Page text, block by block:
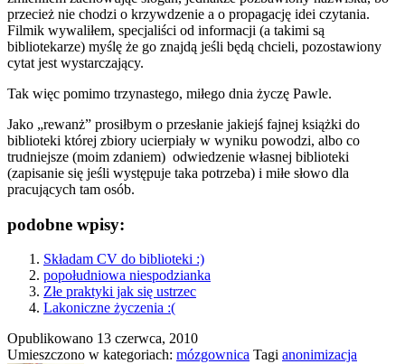
przecież nie chodzi o krzywdzenie a o propagację idei czytania.
Filmik wywaliłem, specjaliści od informacji (a takimi są
bibliotekarze) myślę że go znajdą jeśli będą chcieli, pozostawiony
cytat jest wystarczający.
Tak więc pomimo trzynastego, miłego dnia życzę Pawle.
Jako „rewanż” prosiłbym o przesłanie jakiejś fajnej książki do
biblioteki której zbiory ucierpiały w wyniku powodzi, albo co
trudniejsze (moim zdaniem) odwiedzenie własnej biblioteki
(zapisanie się jeśli występuje taka potrzeba) i miłe słowo dla
pracujących tam osób.
podobne wpisy:
Składam CV do biblioteki :)
popołudniowa niespodzianka
Złe praktyki jak się ustrzec
Lakoniczne życzenia :(
Opublikowano 13 czerwca, 2010
Umieszczono w kategoriach: mózgownica Tagi anonimizacja